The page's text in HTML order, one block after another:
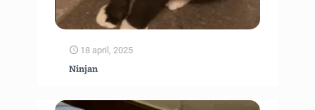
18 april, 2025
Ninjan